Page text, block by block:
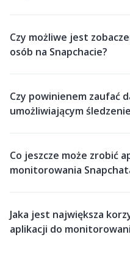
Czy możliwe jest
osób na Snapchacie?
Czy powinienem zaufać
umożliwiającym
Co jeszcze może zrobić
monitorowania
Jaka jest największa
aplikacji do